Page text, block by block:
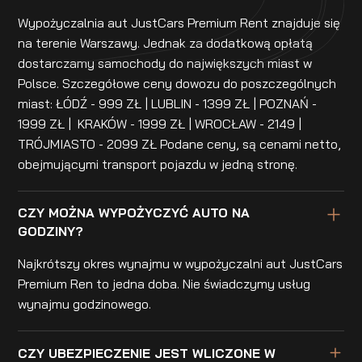
Wypożyczalnia aut JustCars Premium Rent znajduje się
na terenie Warszawy. Jednak za dodatkową opłatą
dostarczamy samochody do największych miast w
Polsce. Szczegółowe ceny dowozu do poszczególnych
miast: ŁÓDŹ - 999 ZŁ | LUBLIN - 1399 ZŁ | POZNAŃ -
1999 ZŁ | KRAKÓW - 1999 ZŁ | WROCŁAW - 2149 |
TRÓJMIASTO - 2099 ZŁ Podane ceny, są cenami netto,
obejmującymi transport pojazdu w jedną stronę.
CZY MOŻNA WYPOŻYCZYĆ AUTO NA
GODZINY?
Najkrótszy okres wynajmu w wypożyczalni aut JustCars
Premium Ren to jedna doba. Nie świadczymy usług
wynajmu godzinowego.
CZY UBEZPIECZENIE JEST WLICZONE W